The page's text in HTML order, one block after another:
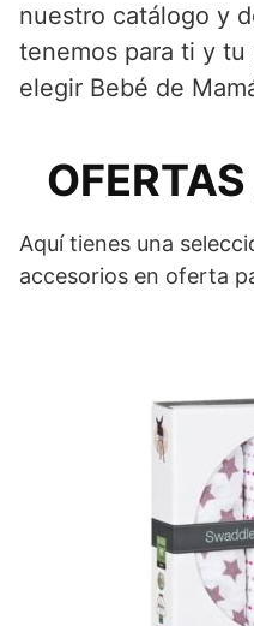
nuestro catálogo y
tenemos para ti y tu
elegir Bebé de
Aquí tienes una
accesorios en oferta